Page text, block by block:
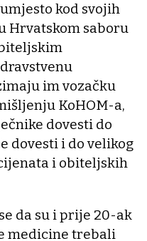
kod svojih
Hrvatskom saboru
im vozačku
KoHOM-a,
dovesti do
dovesti i do velikog
i obiteljskih
da su i prije 20-ak
medicine trebali